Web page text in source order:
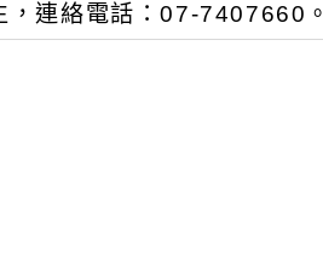
，連絡電話：07-7407660。